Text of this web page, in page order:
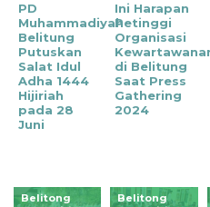
PD
Muhammadiyah
Belitung
Putuskan
Salat Idul
Adha 1444
Hijiriah
pada 28
Juni
Ini Harapan
Petinggi
Organisasi
di Belitung
Saat Press
Gathering
2024
Belitong
Belitong